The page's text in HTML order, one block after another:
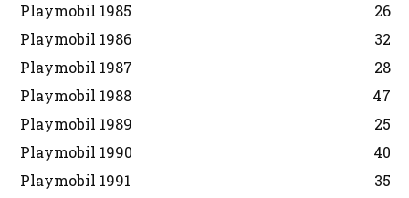
Playmobil 1985
26
Playmobil 1986
32
Playmobil 1987
28
Playmobil 1988
47
Playmobil 1989
25
Playmobil 1990
40
Playmobil 1991
35